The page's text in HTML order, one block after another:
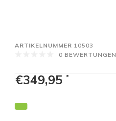
ARTIKELNUMMER 10503
0 BEWERTUNGEN
€349,95 *